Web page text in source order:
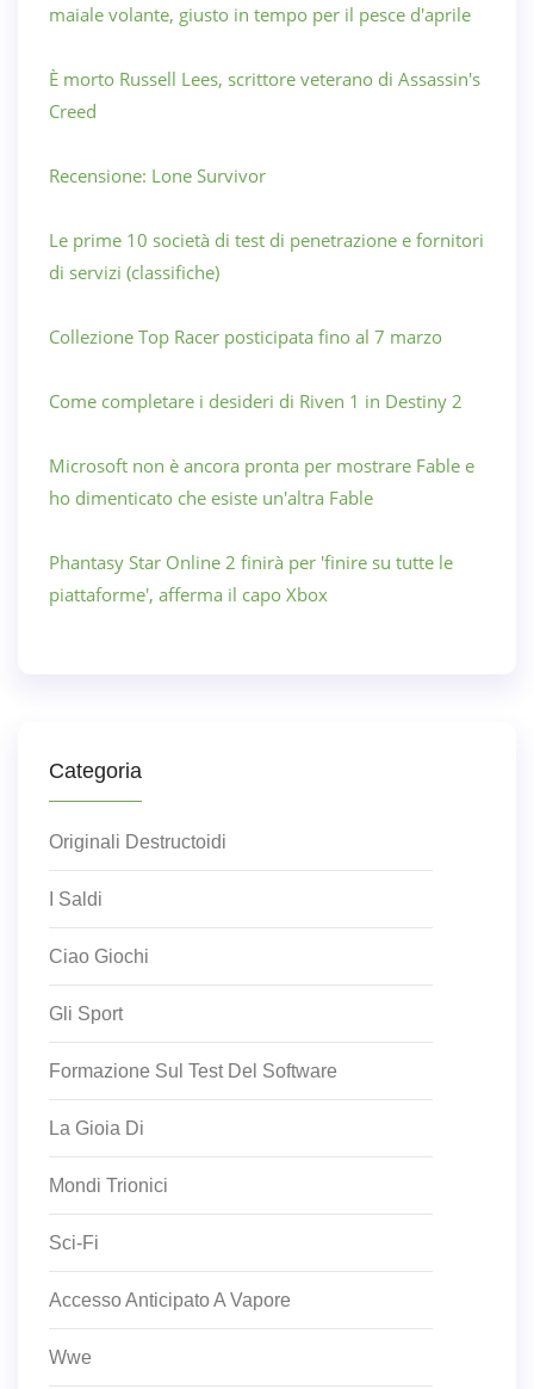
maiale volante, giusto in tempo per il pesce d'aprile
È morto Russell Lees, scrittore veterano di Assassin's
Creed
Recensione: Lone Survivor
Le prime 10 società di test di penetrazione e fornitori
di servizi (classifiche)
Collezione Top Racer posticipata fino al 7 marzo
Come completare i desideri di Riven 1 in Destiny 2
Microsoft non è ancora pronta per mostrare Fable e
ho dimenticato che esiste un'altra Fable
Phantasy Star Online 2 finirà per 'finire su tutte le
piattaforme', afferma il capo Xbox
Categoria
Originali Destructoidi
I Saldi
Ciao Giochi
Gli Sport
Formazione Sul Test Del Software
La Gioia Di
Mondi Trionici
Sci-Fi
Accesso Anticipato A Vapore
Wwe